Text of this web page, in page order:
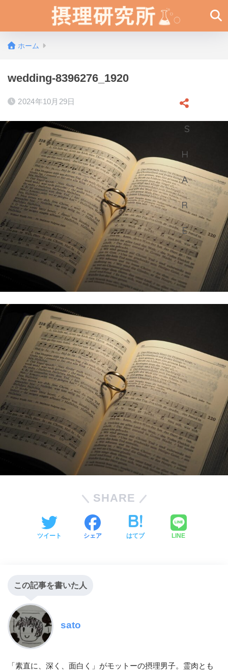
ホーム
wedding-8396276_1920
2024年10月29日
SHARE
ツイート シェア はてブ LINE
この記事を書いた人
sato
「素直に、深く、面白く」がモットーの摂理男子。霊肉とも